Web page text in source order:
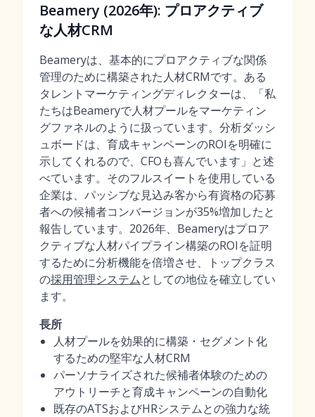
Beamery (2026年): プロアクティブ
な人材CRM
Beameryは、基本的にプロアクティブな関係
管理のために構築された人材CRMです。ある
タレントマーケティングディレクターは、「私
たちはBeameryで人材プールをマーケティン
グファネルのように扱っています。分析ダッシ
ュボードは、育成キャンペーンのROIを明確に
示してくれるので、CFOも喜んでいます」と述
べています。そのフルスイートを使用している
企業は、パッシブな見込み客から有資格の応募
者への候補者コンバージョンが35%増加したと
報告しています。2026年、Beameryはプロア
クティブな人材パイプライン構築のROIを証明
するために分析機能を倍増させ、トップクラス
の採用管理システムとしての地位を確立してい
ます。
長所
人材プールを効果的に構築・セグメント化
するための堅牢な人材CRM
パーソナライズされた候補者体験のための
アウトリーチと育成キャンペーンの自動化
既存のATSおよびHRシステムとの強力な統